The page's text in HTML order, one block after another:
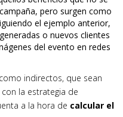
pero surgen como
el ejemplo anterior,
o nuevos clientes
del evento en redes
indirectos, que sean
la estrategia de
a la hora de calcular el